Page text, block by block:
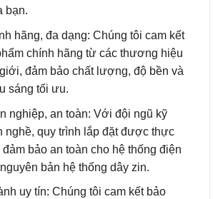
bạn.
hãng, đa dạng: Chúng tôi cam kết
chính hãng từ các thương hiệu
đảm bảo chất lượng, độ bền và
sáng tối ưu.
nghiệp, an toàn: Với đội ngũ kỹ
nghề, quy trình lắp đặt được thực
đảm bảo an toàn cho hệ thống điện
bản hệ thống dây zin.
uy tín: Chúng tôi cam kết bảo